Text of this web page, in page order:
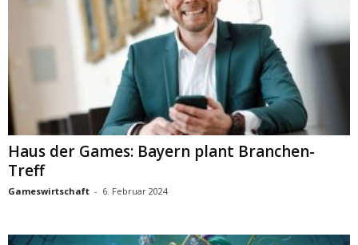
Haus der Games: Bayern plant Branchen-
Treff
Gameswirtschaft - 6. Februar 2024